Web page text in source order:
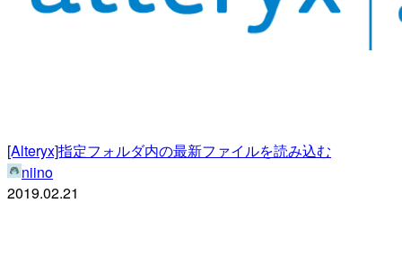
[Alteryx]指定フォルダ内の最新ファイルを読み込む
niino
2019.02.21